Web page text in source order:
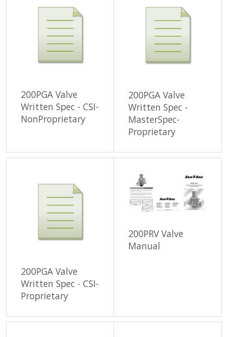
200PGA Valve
Written Spec - CSI-
NonProprietary
200PGA Valve
Written Spec -
MasterSpec-
Proprietary
200PGA Valve
Written Spec - CSI-
Proprietary
200PRV Valve
Manual